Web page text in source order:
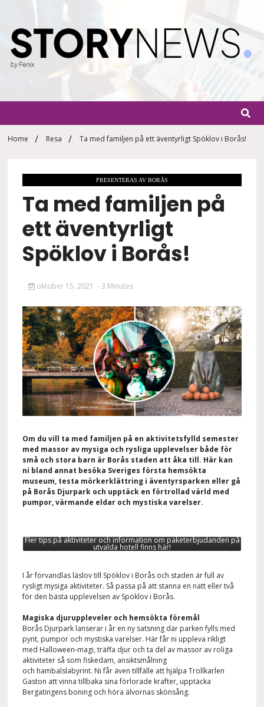
Home Resa Ta med familjen på ett äventyrligt Spöklov i Borås!
PRESENTERAS AV BORÅS
Ta med familjen på
ett äventyrligt
Spöklov i Borås!
oktober 15, 2021 - 3 Minutes
Om du vill ta med familjen på en aktivitetsfylld semester
med massor av mysiga och rysliga upplevelser både för
små och stora barn är Borås staden att åka till. Här kan
ni bland annat besöka Sveriges första hemsökta
museum, testa mörkerklättring i äventyrsparken eller gå
på Borås Djurpark och upptäck en förtrollad värld med
pumpor, värmande eldar och mystiska varelser.
Fler tips på aktiviteter och information om paketerbjudanden på
utvalda hotell finns här!
I år förvandlas läslov till Spöklov i Borås och staden är full av
rysligt mysiga aktiviteter. Så passa på att stanna en natt eller två
för den bästa upplevelsen av Spöklov i Borås.
Magiska djuruppleveler och hemsökta föremål
Borås Djurpark lanserar i år en ny satsning där parken fylls med
pynt, pumpor och mystiska varelser. Här får ni uppleva rikligt
med Halloween-magi, träffa djur och ta del av massor av roliga
aktiviteter så som fiskedam, ansiktsmålning
och hambalslabyrint. Ni får även tillfälle att hjälpa Trollkarlen
Gaston att vinna tillbaka sina förlorade krafter, upptäcka
Bergatingens boning och höra älvornas skönsång.